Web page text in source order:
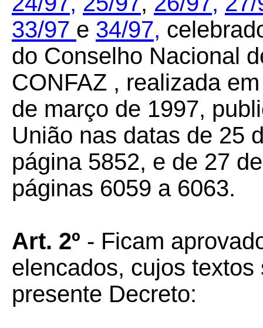
33/97 e 34/97,
do Conselho Nacional
CONFAZ , realizada
de março de 1997,
União nas datas de 25
página 5852, e de 27
páginas 6059 a 6063.
Art. 2º - Ficam
elencados, cujos
presente Decreto: